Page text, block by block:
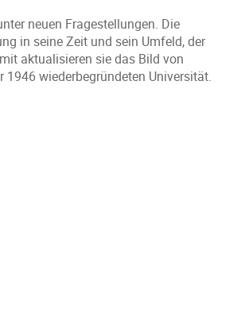
neuen Fragestellungen. Die
in seine Zeit und sein Umfeld, der
aktualisieren sie das Bild von
wiederbegründeten Universität.